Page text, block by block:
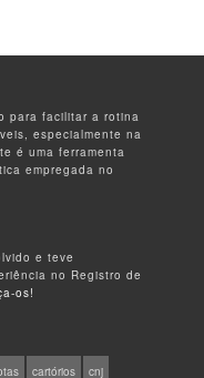
para facilitar a rotina
especialmente na
é uma ferramenta
empregada no
e teve
no Registro de
os!
cartórios cnj